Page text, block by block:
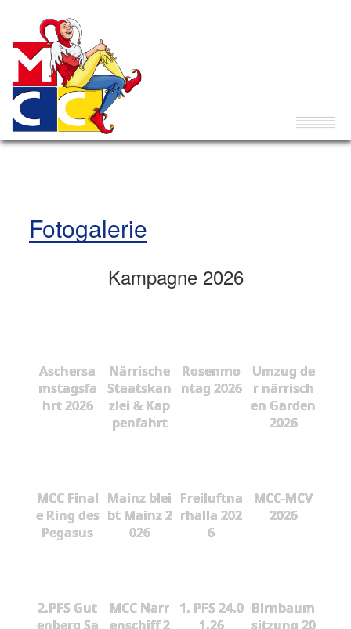
Fotogalerie
Kampagne 2026
Aschersa
mstagsfa
hrt 2026
Närrische
Staatskan
zlei & Kap
penfahrt
Rosenmo
ntag 2026
Umzug de
r närrisch
en Garden
2026
MCC Final
e Ring des
Pegasus
Mainz blei
bt Mainz 2
026
Freiluftna
rhalla 202
6
MCC-MCV
2026
2.PFS Gut
enberg Sa
MCC Narr
enschiff 2
1. PFS 24.0
1.26
Birnbaum
sitzung 20